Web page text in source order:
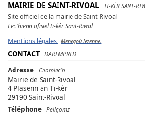
MAIRIE DE SAINT-RIVOAL TI-KÊR SANT-
Site officiel de la mairie de Saint-Rivoal
Lec'hienn ofisiel ti-kêr Sant-Riwal
Mentions légales Menegoù lezennel
CONTACT DAREMPRED
Adresse Chomlec'h
Mairie de Saint-Rivoal
4 Plasenn an Ti-kêr
29190 Saint-Rivoal
Téléphone
Pellgomz